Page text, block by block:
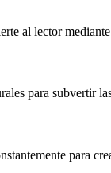
al lector
para subvertir
para